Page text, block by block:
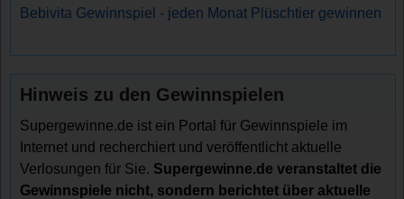
Bebivita Gewinnspiel - jeden Monat Plüschtier gewinnen
Hinweis zu den Gewinnspielen
Supergewinne.de ist ein Portal für Gewinnspiele im
Internet und recherchiert und veröffentlicht aktuelle
Verlosungen für Sie. Supergewinne.de veranstaltet die
Gewinnspiele nicht, sondern berichtet über aktuelle